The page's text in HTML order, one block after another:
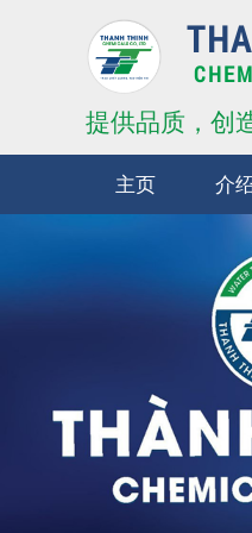
提供品质，创
主页 介